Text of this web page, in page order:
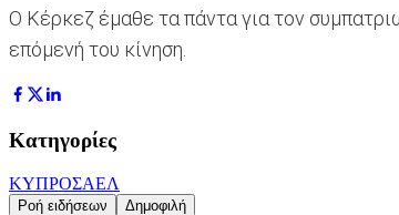
Ο Κέρκεζ έμαθε τα πάντα για τον
επόμενή του κίνηση.
Κατηγορίες
ΚΥΠΡΟΣΑΕΛ
Ροή ειδήσεων Δημοφιλή